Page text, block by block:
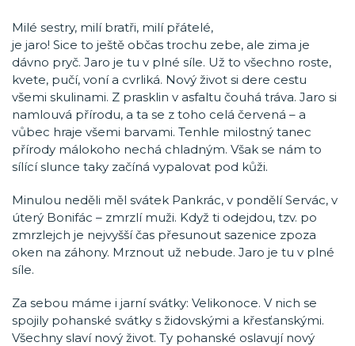
Milé sestry, milí bratři, milí přátelé,
je jaro! Sice to ještě občas trochu zebe, ale zima je
dávno pryč. Jaro je tu v plné síle. Už to všechno roste,
kvete, pučí, voní a cvrliká. Nový život si dere cestu
všemi skulinami. Z prasklin v asfaltu čouhá tráva. Jaro si
namlouvá přírodu, a ta se z toho celá červená – a
vůbec hraje všemi barvami. Tenhle milostný tanec
přírody málokoho nechá chladným. Však se nám to
sílící slunce taky začíná vypalovat pod kůži.
Minulou neděli měl svátek Pankrác, v pondělí Servác, v
úterý Bonifác – zmrzlí muži. Když ti odejdou, tzv. po
zmrzlejch je nejvyšší čas přesunout sazenice zpoza
oken na záhony. Mrznout už nebude. Jaro je tu v plné
síle.
Za sebou máme i jarní svátky: Velikonoce. V nich se
spojily pohanské svátky s židovskými a křesťanskými.
Všechny slaví nový život. Ty pohanské oslavují nový